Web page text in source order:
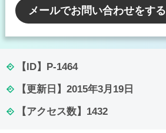
メールでお問い合わせをする
【ID】 P-1464
【更新日】 2015年3月19日
【アクセス数】 1432